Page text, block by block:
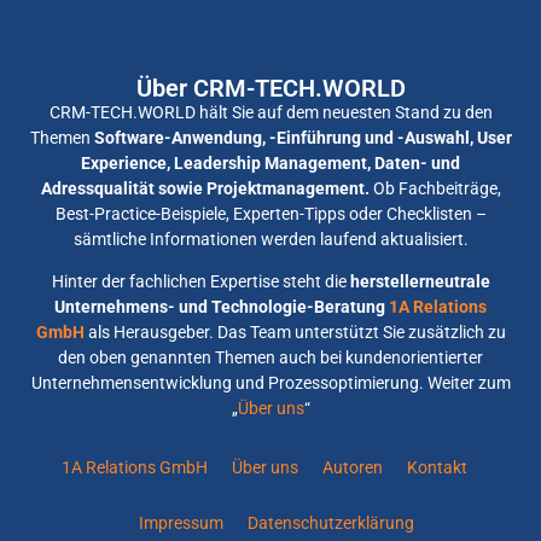
Über CRM-TECH.WORLD
CRM-TECH.WORLD hält Sie auf dem neuesten Stand zu den
Themen Software-Anwendung, -Einführung und -Auswahl, User
Experience, Leadership Management, Daten- und
Adressqualität sowie Projektmanagement. Ob Fachbeiträge,
Best-Practice-Beispiele, Experten-Tipps oder Checklisten –
sämtliche Informationen werden laufend aktualisiert.
Hinter der fachlichen Expertise steht die herstellerneutrale
Unternehmens- und Technologie-Beratung 1A Relations
GmbH als Herausgeber. Das Team unterstützt Sie zusätzlich zu
den oben genannten Themen auch bei kundenorientierter
Unternehmensentwicklung und Prozessoptimierung. Weiter zum
„Über uns“
1A Relations GmbH Über uns Autoren Kontakt
Impressum Datenschutzerklärung